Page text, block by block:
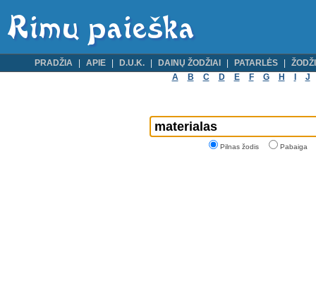
PRADŽIA APIE D.U.K. DAINŲ ŽODŽIAI PATARLĖS
A
B C D E F G H J
Pilnas žodis Pabaiga